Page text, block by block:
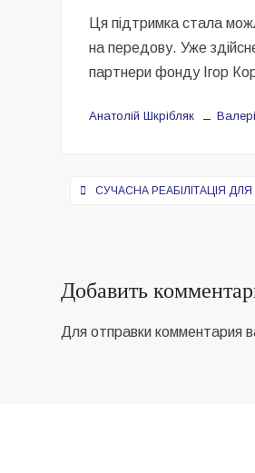
Ця підтримка стала
на передову. Уже
партнери фонду Ігор
Анатолій Шкрібляк
Навигация
СУЧАСНА РЕАБІЛІТАЦІЯ
Добавить
Для отправки комментария